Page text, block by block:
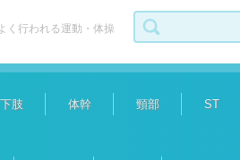
く行われる運動・体操
検索:
下肢 体幹 頸部 ST